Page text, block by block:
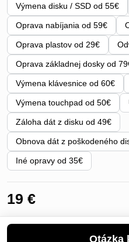
Výmena disku / SSD od 55€
Oprava nabíjania od 59€
Oprava plastov od 29€
Oprava základnej dosky od
Výmena klávesnice od 60€
Výmena touchpad od 50€
Záloha dát z disku od 49€
Obnova dát z poškodeného
Iné opravy od 35€
19 €